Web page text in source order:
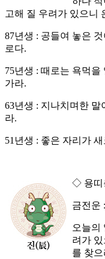
고해 질 우려가 있으니
87년생 : 공들여 놓은
로다.
75년생 : 때로는 욕먹
가라.
63년생 : 지나치며한
라.
51년생 : 좋은 자리가
◇ 용띠
금전운
오늘의
려가
를 찾